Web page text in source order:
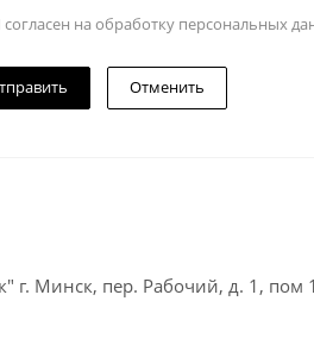
согласен на обработку персональных
Отменить
г. Минск, пер. Рабочий, д. 1, пом